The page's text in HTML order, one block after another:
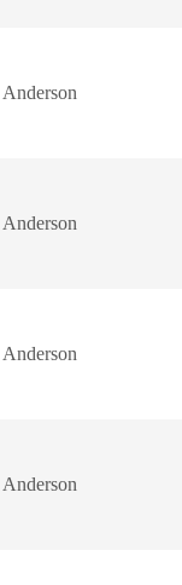
Anderson
Anderson
Anderson
Anderson